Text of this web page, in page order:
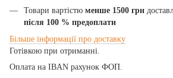
Товари вартістю менше 1500 грн
після 100 % предоплати
Більше інформації про доставку
Готівкою при отриманні.
Оплата на IBAN рахунок ФОП.